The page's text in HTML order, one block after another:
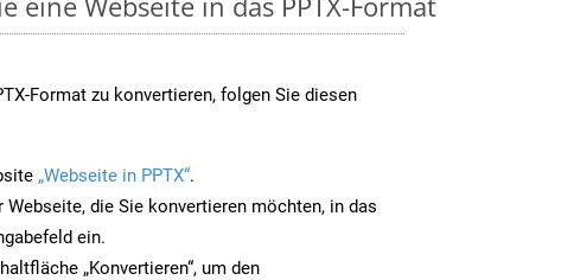
Format zu konvertieren, folgen Sie diesen
„Webseite in PPTX“.
Webseite, die Sie konvertieren möchten, in das
ein.
„Konvertieren“, um den